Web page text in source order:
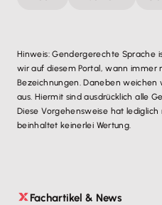
Hinweis: Gendergerechte Sprache
wir auf diesem Portal, wann immer
Bezeichnungen. Daneben weichen
aus. Hiermit sind ausdrücklich alle
Diese Vorgehensweise hat
beinhaltet keinerlei Wertung.
Fachartikel & News